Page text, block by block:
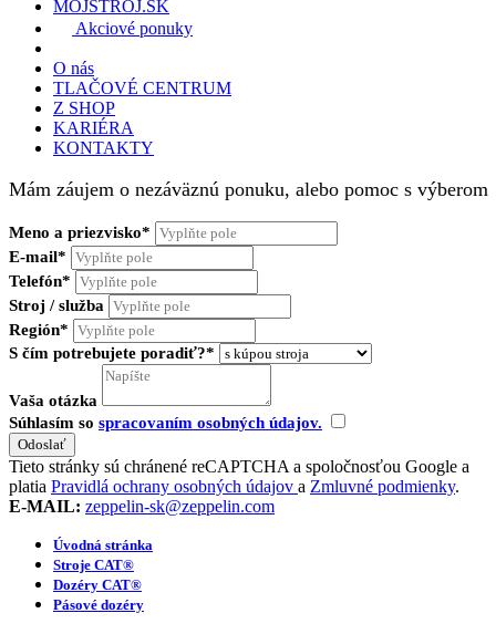
MÔJSTROJ.SK
Akciové ponuky
O nás
TLAČOVÉ CENTRUM
Z SHOP
KARIÉRA
KONTAKTY
Mám záujem o nezáväznú ponuku, alebo pomoc s výberom
Meno a priezvisko*
E-mail*
Telefón*
Stroj / služba
Región*
S čím potrebujete poradiť?*
Vaša otázka
Súhlasím so spracovaním osobných údajov.
Tieto stránky sú chránené reCAPTCHA a spoločnosťou Google a
platia Pravidlá ochrany osobných údajov a Zmluvné podmienky.
E-MAIL: zeppelin-sk@zeppelin.com
Úvodná stránka
Stroje CAT®
Dozéry CAT®
Pásové dozéry